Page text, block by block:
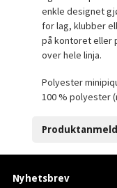
enkle designet
for lag, klubber
på kontoret eller
over hele linja.
Polyester
100 % polyester
Nyhetsbrev